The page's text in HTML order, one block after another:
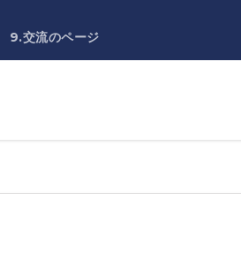
9.交流のページ